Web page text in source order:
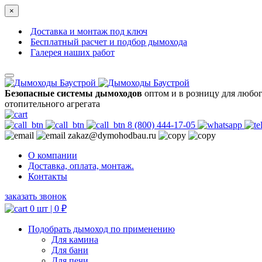
×
Доставка и монтаж под ключ
Бесплатный расчет и подбор дымохода
Галерея наших работ
Безопасные системы дымоходов оптом и в розницу для
отопительного агрегата
8 (800) 444-17-05
zakaz@dymohodbau.ru
О компании
Доставка, оплата, монтаж.
Контакты
заказать звонок
0 шт | 0 ₽
Подобрать дымоход по применению
Для камина
Для бани